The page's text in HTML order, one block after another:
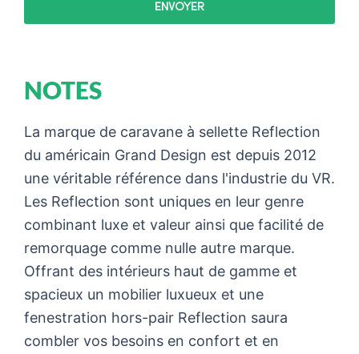
ENVOYER
NOTES
La marque de caravane à sellette Reflection
du américain Grand Design est depuis 2012
une véritable référence dans l'industrie du VR.
Les Reflection sont uniques en leur genre
combinant luxe et valeur ainsi que facilité de
remorquage comme nulle autre marque.
Offrant des intérieurs haut de gamme et
spacieux un mobilier luxueux et une
fenestration hors-pair Reflection saura
combler vos besoins en confort et en